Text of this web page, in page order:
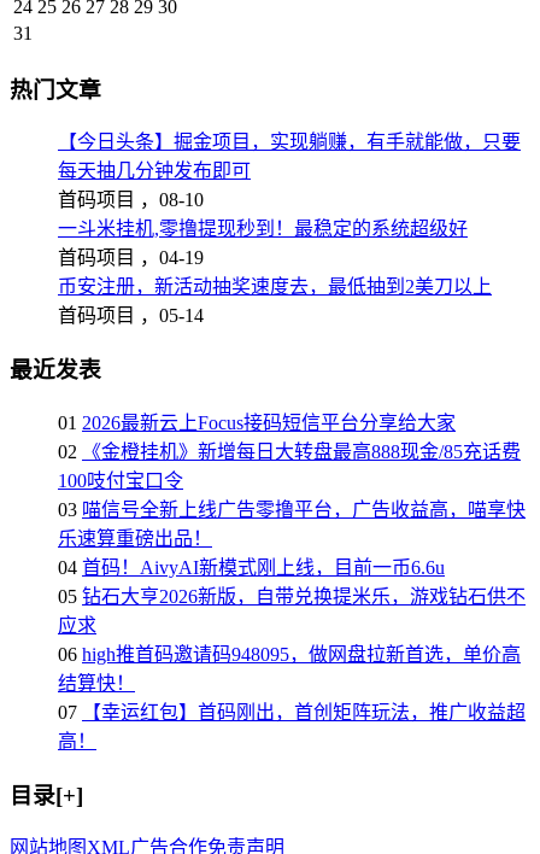
24 25 26 27 28 29 30
31
热门文章
【今日头条】掘金项目，实现躺赚，有手就能做，只要
每天抽几分钟发布即可
首码项目 ， 08-10
一斗米挂机,零撸提现秒到！最稳定的系统超级好
首码项目 ， 04-19
币安注册，新活动抽奖速度去，最低抽到2美刀以上
首码项目 ， 05-14
最近发表
01 2026最新云上Focus接码短信平台分享给大家
02
《金橙挂机》新增每日大转盘最高888现金/85充话费
100吱付宝口令
03 喵信号全新上线广告零撸平台，广告收益高，喵享快
乐速算重磅出品！
04 首码！AivyAI新模式刚上线，目前一币6.6u
05 钻石大亨2026新版，自带兑换提米乐，游戏钻石供不
应求
06 high推首码邀请码948095，做网盘拉新首选，单价高
结算快！
07
【幸运红包】首码刚出，首创矩阵玩法，推广收益超
高！
目录[+]
网站地图 XML广告合作免责声明